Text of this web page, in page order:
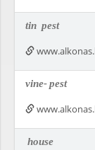
tin pest
vine-pest
house